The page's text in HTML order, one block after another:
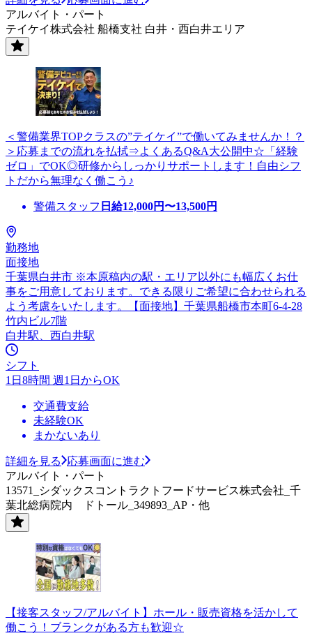
アルバイト・パート
テイケイ株式会社 船橋支社 白井・西白井エリア
＜警備業界TOPクラスの”テイケイ”で働いてみませんか！？
＞応募までの流れを払拭⇒よくあるQ&A大公開中☆「経験
ゼロ」でOK◎研修からしっかりサポートします！自由シフ
トだから無理なく働こう♪
警備スタッフ 日給12,000円〜13,500円
勤務地
面接地
千葉県白井市 ※本原稿内の駅・エリア以外にも幅広くお仕
事をご用意しております。できる限りご希望に合わせられる
よう考慮をいたします。【面接地】千葉県船橋市本町6-4-28
竹内ビル7階
白井駅、西白井駅
シフト
1日8時間 週1日からOK
交通費支給
未経験OK
まかないあり
詳細を見る
応募画面に進む
アルバイト・パート
13571_シダックスコントラクトフードサービス株式会社_千
葉北総病院内 ドトール_349893_AP・他
【接客スタッフ/アルバイト】ホール・販売資格を活かして
働こう！ブランクがある方も歓迎☆